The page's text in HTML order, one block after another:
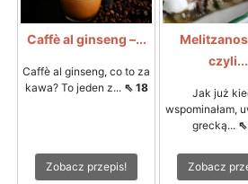
Caffè al ginseng –...
Caffè al ginseng, co to za
kawa? To jeden z... ⇖ 18
Zobacz przepis!
czyli...
Jak już
wspominałam,
grecką...
Zobacz